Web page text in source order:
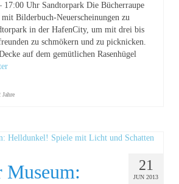
17:00 Uhr Sandtorpark Die Bücherraupe
Bilderbuch-Neuerscheinungen zu
in der HafenCity, um mit drei bis
zu schmökern und zu picknicken.
auf dem gemütlichen Rasenhügel
Jahre
21
JUN 2013
Museum: